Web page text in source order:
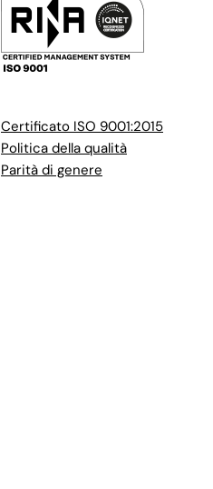
Certificato ISO 9001:2015
Politica della qualità
Parità di genere